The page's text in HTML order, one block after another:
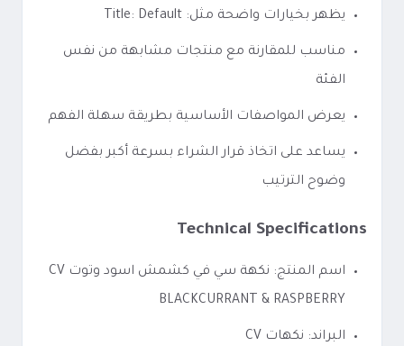
يظهر بخيارات واضحة مثل: Title: Default
مناسب للمقارنة مع منتجات مشابهة من نفس
الفئة
يعرض المواصفات الأساسية بطريقة سهلة الفهم
يساعد على اتخاذ قرار الشراء بسرعة أكبر بفضل
وضوح الترتيب
Technical Specifications
اسم المنتج: نكهة سي في كشمش اسود وتوت CV
BLACKCURRANT & RASPBERRY
البراند: نكهات CV